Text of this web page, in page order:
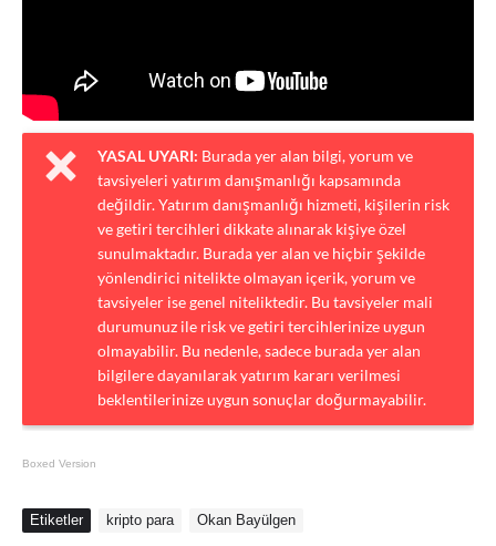
YASAL UYARI: Burada yer alan bilgi, yorum ve
tavsiyeleri yatırım danışmanlığı kapsamında
değildir. Yatırım danışmanlığı hizmeti, kişilerin risk
ve getiri tercihleri dikkate alınarak kişiye özel
sunulmaktadır. Burada yer alan ve hiçbir şekilde
yönlendirici nitelikte olmayan içerik, yorum ve
tavsiyeler ise genel niteliktedir. Bu tavsiyeler mali
durumunuz ile risk ve getiri tercihlerinize uygun
olmayabilir. Bu nedenle, sadece burada yer alan
bilgilere dayanılarak yatırım kararı verilmesi
beklentilerinize uygun sonuçlar doğurmayabilir.
Boxed Version
Etiketler kripto para Okan Bayülgen